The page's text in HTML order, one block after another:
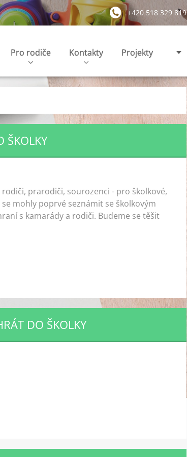
+420 518 329 819
Pro rodiče Kontakty Projekty
ŠKOLKY
prarodiči, sourozenci - pro školkové,
mohly poprvé seznámit se školkovým
s kamarády a rodiči. Budeme se těšit
DO ŠKOLKY